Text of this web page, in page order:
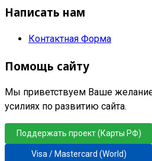
Написать нам
Контактная Форма
Помощь сайту
Мы приветствуем Ваше
усилиях по развитию сайта.
Поддержать проект (Карты РФ)
Visa / Mastercard (World)